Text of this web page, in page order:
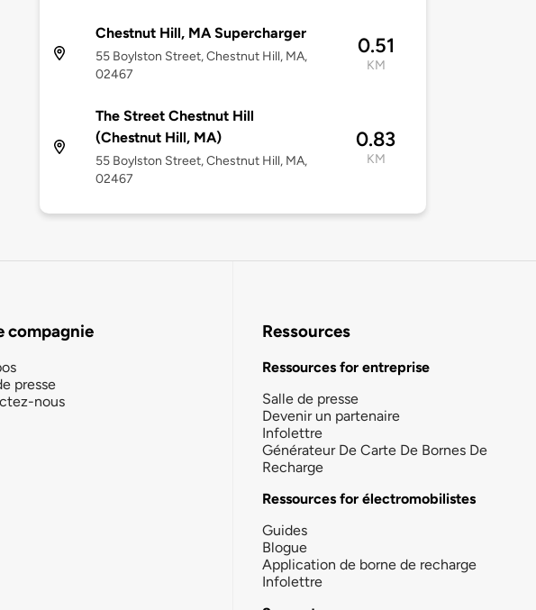
Chestnut Hill, MA Supercharger
55 Boylston Street, Chestnut Hill, MA,
02467
0.51
KM
The Street Chestnut Hill
(Chestnut Hill, MA)
55 Boylston Street, Chestnut Hill, MA,
02467
0.83
KM
compagnie
presse
nous
Ressources
Ressources for entreprise
Salle de presse
Devenir un partenaire
Infolettre
Générateur De Carte De Bornes De
Recharge
Ressources for électromobilistes
Guides
Blogue
Application de borne de recharge
Infolettre